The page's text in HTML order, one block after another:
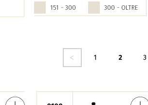
151 - 300
300 - OLTRE
1 2 3
Nabucodonosor L.15